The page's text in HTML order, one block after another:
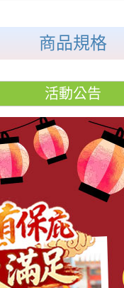
商品規格
活動公告